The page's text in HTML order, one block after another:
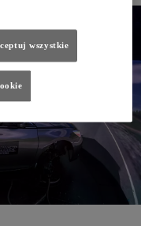
wszystkie